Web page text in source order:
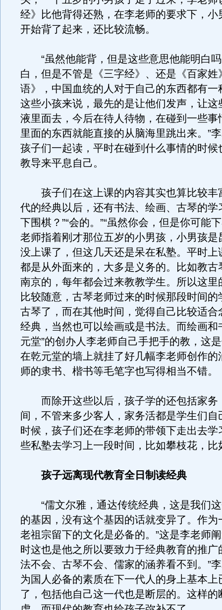
经》比他背得还熟，在李老师的要求下，小
开始背了起来，还比较流畅。
“虽然他能背，但是这些意思他能明白吗
白，但是不管是《三字经》、还是《百家姓
语》，中国血统的人对于自己的东西都有一
这些小孩来说，最先的是让他们发声，让这
液里面去，今后在待人待物，在碰到一些事
里面的东西就能直接的从脑海里跳出来。”
孩子们一起读，平时在碰到什么事情的时候
教导来平息自己。
孩子们在这上课的内容其实也算比较丰
代的经典以后，还有书法、绘画、古琴的学
下围棋？”“会的。”“虽然你会，但是你可能
老师指着刚才那位五岁的小男孩，小男孩是
没上课了，但这几天还是呆在私塾。平时上
都是从外面来的，大多是义务的。比如教古
南京的，每年都会过来教教学生。所以这里
比较随意，古琴老师过来的时候那段时间的
古琴了，而在其他时间，觉得自己比较适合
经典，当然也可以绘画或是书法。而绘画和
元堂”的创办人李老师自己手把手的教，这
在乾元堂的墙上就挂了好几幅李老师创作的
师的隶书、楷书等毛笔字也写得相当不错。
而除开这些以后，孩子学的还包括家务
间，不管来多少客人，家务活都是学生们自
时候，孩子们还在李老师的带领下走出去学
些私塾去学习上一段时间，比如攀枝花，比
孩子远离现代教育全日制读经典
“儒文尔雅，通达传统经典，这是我们这
的基因，没有这个基因的话就变异了。作为
老祖宗留下的文化是必备的。”这是李老师
时这也是他之所以要致力于经典教育的推广
法不会、古琴不会、儒家的涵养看不到。”
为国人必备的素质在下一代人的身上基本上
了，包括他自己这一代也是断层的。这样的